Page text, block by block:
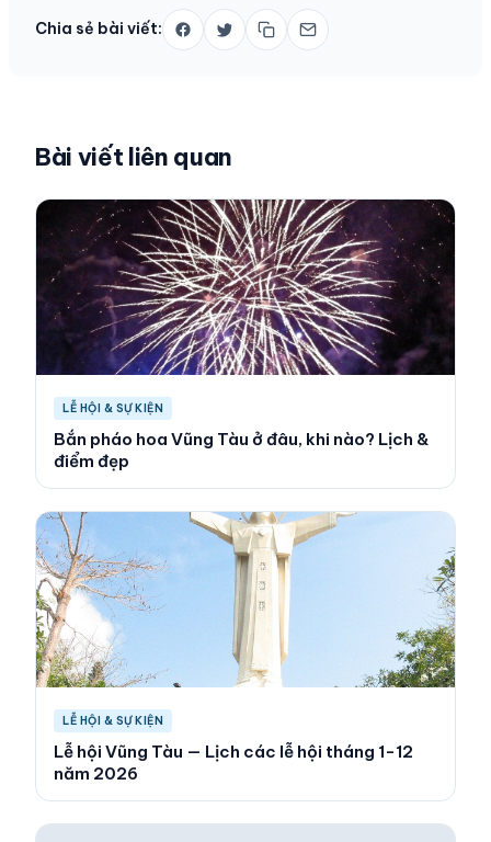
Chia sẻ bài viết:
Bài viết liên quan
LỄ HỘI & SỰ KIỆN
Bắn pháo hoa Vũng Tàu ở đâu, khi nào? Lịch &
điểm đẹp
LỄ HỘI & SỰ KIỆN
Lễ hội Vũng Tàu — Lịch các lễ hội tháng 1-12
năm 2026